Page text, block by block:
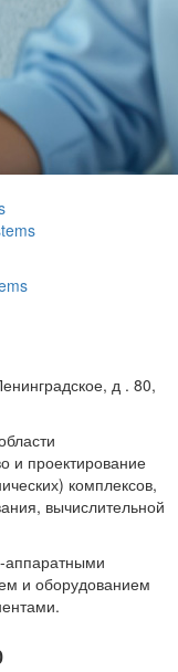
д . 80,
и проектирование
комплексов,
вычислительной
аппаратными
и оборудованием